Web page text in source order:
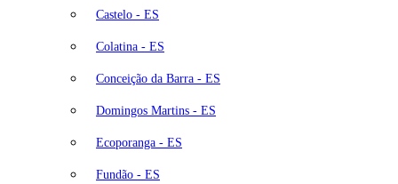
Castelo - ES
Colatina - ES
Conceição da Barra - ES
Domingos Martins - ES
Ecoporanga - ES
Fundão - ES